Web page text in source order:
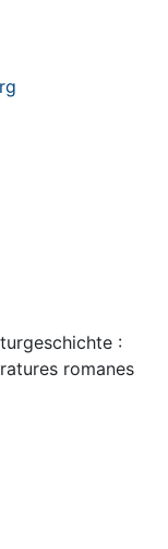
:
romanes